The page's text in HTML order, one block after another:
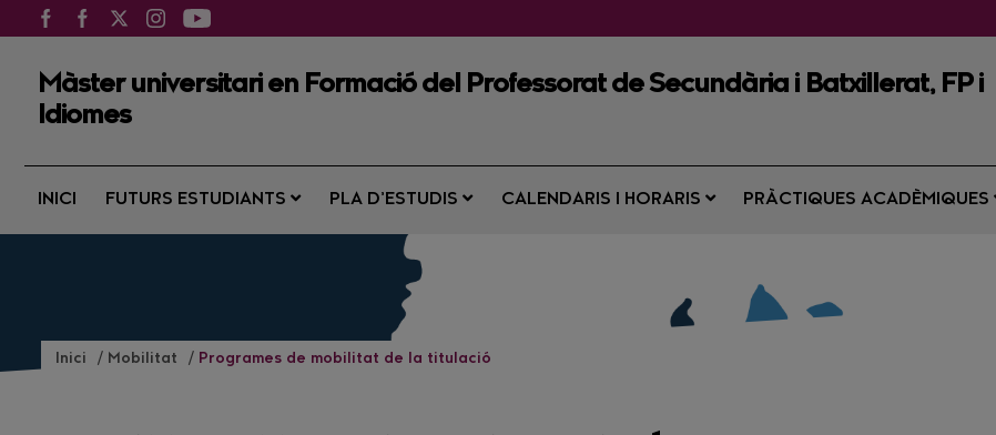
Màster universitari en Formació del Professorat de Secundària i Batxillerat, FP i
Idiomes
INICI FUTURS ESTUDIANTS PLA D’ESTUDIS CALENDARIS I HORARIS PRÀCTIQUES ACADÈMIQUES
Inici Mobilitat Programes de mobilitat de la titulació